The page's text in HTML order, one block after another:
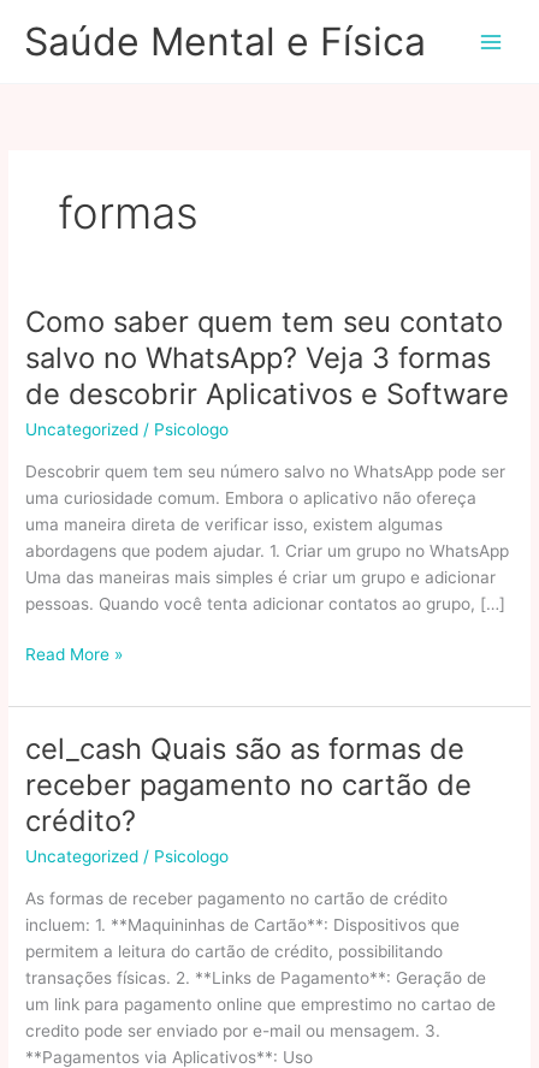
paraSaúde Mental e Física
formas
Como saber quem tem seu contato
salvo no WhatsApp? Veja 3 formas
de descobrir Aplicativos e Software
Uncategorized / Psicologo
Descobrir quem tem seu número salvo no WhatsApp pode ser
uma curiosidade comum. Embora o aplicativo não ofereça
uma maneira direta de verificar isso, existem algumas
abordagens que podem ajudar. 1. Criar um grupo no WhatsApp
Uma das maneiras mais simples é criar um grupo e adicionar
pessoas. Quando você tenta adicionar contatos ao grupo, […]
Como
quem
seu
contato
salvo
no
WhatsApp?
Veja
3
formas
de
descobrir
Aplicativos
e
Read More »
cel_cash Quais são as formas de
receber pagamento no cartão de
crédito?
Uncategorized / Psicologo
As formas de receber pagamento no cartão de crédito
incluem: 1. **Maquininhas de Cartão**: Dispositivos que
permitem a leitura do cartão de crédito, possibilitando
transações físicas. 2. **Links de Pagamento**: Geração de
um link para pagamento online que emprestimo no cartao de
credito pode ser enviado por e-mail ou mensagem. 3.
**Pagamentos via Aplicativos**: Uso